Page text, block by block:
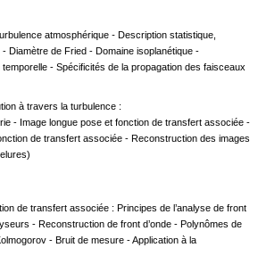
atmosphérique- Description statistique,
Diamètre de Fried - Domaine isoplanétique -
- Spécificités de la propagation des faisceaux
à travers la turbulence :
- Image longue pose et fonction de transfert associée -
de transfert associée - Reconstruction des images
de transfert associée : Principes de l’analyse de front
- Reconstruction de front d’onde - Polynômes de
- Bruit de mesure - Application à la